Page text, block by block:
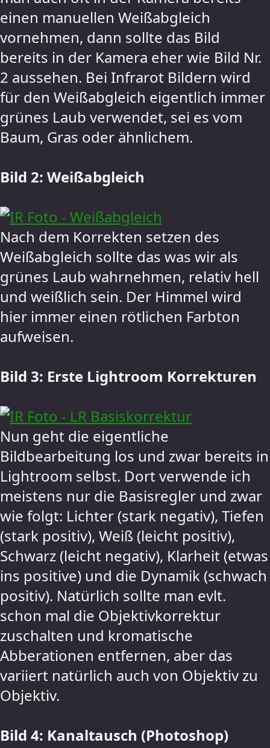
einen manuellen Weißabgleich
vornehmen, dann sollte das Bild
bereits in der Kamera eher wie Bild Nr.
2 aussehen. Bei Infrarot Bildern wird
für den Weißabgleich eigentlich immer
grünes Laub verwendet, sei es vom
Baum, Gras oder ähnlichem.
Bild 2: Weißabgleich
Nach dem Korrekten setzen des
Weißabgleich sollte das was wir als
grünes Laub wahrnehmen, relativ hell
und weißlich sein. Der Himmel wird
hier immer einen rötlichen Farbton
aufweisen.
Bild 3: Erste Lightroom Korrekturen
Nun geht die eigentliche
Bildbearbeitung los und zwar bereits in
Lightroom selbst. Dort verwende ich
meistens nur die Basisregler und zwar
wie folgt: Lichter (stark negativ), Tiefen
(stark positiv), Weiß (leicht positiv),
Schwarz (leicht negativ), Klarheit (etwas
ins positive) und die Dynamik (schwach
positiv). Natürlich sollte man evlt.
schon mal die Objektivkorrektur
zuschalten und kromatische
Abberationen entfernen, aber das
variiert natürlich auch von Objektiv zu
Objektiv.
Bild 4: Kanaltausch (Photoshop)